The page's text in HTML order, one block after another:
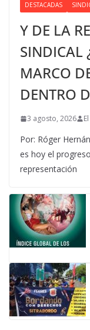
DESTACADAS
Y DE LA
SINDICAL
MARCO
DENTRO
3 agosto, 2026
Por: Róger
es hoy el
representación